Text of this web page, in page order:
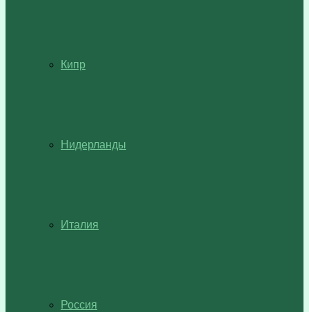
Кипр
Нидерланды
Италия
Россия